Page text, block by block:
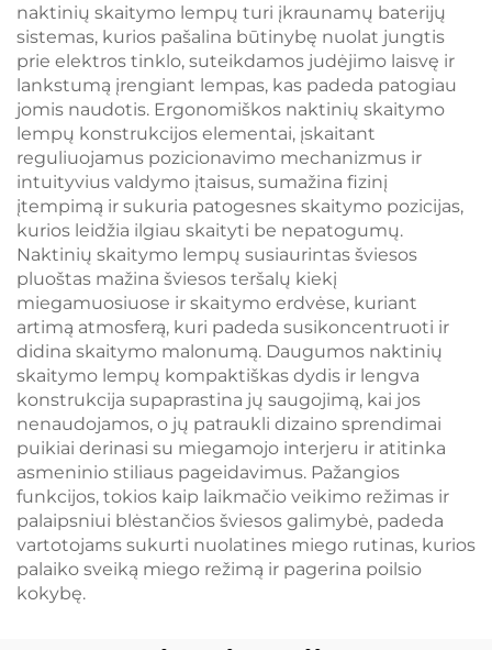
naktinių skaitymo lempų turi įkraunamų baterijų
sistemas, kurios pašalina būtinybę nuolat jungtis
prie elektros tinklo, suteikdamos judėjimo laisvę ir
lankstumą įrengiant lempas, kas padeda patogiau
jomis naudotis. Ergonomiškos naktinių skaitymo
lempų konstrukcijos elementai, įskaitant
reguliuojamus pozicionavimo mechanizmus ir
intuityvius valdymo įtaisus, sumažina fizinį
įtempimą ir sukuria patogesnes skaitymo pozicijas,
kurios leidžia ilgiau skaityti be nepatogumų.
Naktinių skaitymo lempų susiaurintas šviesos
pluoštas mažina šviesos teršalų kiekį
miegamuosiuose ir skaitymo erdvėse, kuriant
artimą atmosferą, kuri padeda susikoncentruoti ir
didina skaitymo malonumą. Daugumos naktinių
skaitymo lempų kompaktiškas dydis ir lengva
konstrukcija supaprastina jų saugojimą, kai jos
nenaudojamos, o jų patraukli dizaino sprendimai
puikiai derinasi su miegamojo interjeru ir atitinka
asmeninio stiliaus pageidavimus. Pažangios
funkcijos, tokios kaip laikmačio veikimo režimas ir
palaipsniui blėstančios šviesos galimybė, padeda
vartotojams sukurti nuolatines miego rutinas, kurios
palaiko sveiką miego režimą ir pagerina poilsio
kokybę.